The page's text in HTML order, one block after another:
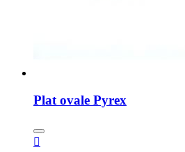
Plat ovale Pyrex
